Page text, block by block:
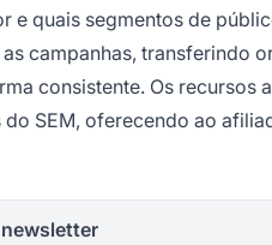
e quais segmentos de
campanhas, transferindo
consistente. Os
SEM, oferecendo ao